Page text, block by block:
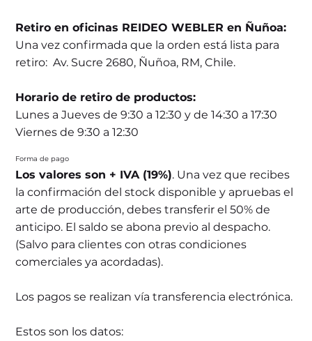
Retiro en oficinas REIDEO WEBLER en Ñuñoa:
Una vez confirmada que la orden está lista para
retiro: Av. Sucre 2680, Ñuñoa, RM, Chile.
Horario de retiro de productos:
Lunes a Jueves de 9:30 a 12:30 y de 14:30 a 17:30
Viernes de 9:30 a 12:30
Forma de pago
Los valores son + IVA (19%). Una vez que recibes
la confirmación del stock disponible y apruebas el
arte de producción, debes transferir el 50% de
anticipo. El saldo se abona previo al despacho.
(Salvo para clientes con otras condiciones
comerciales ya acordadas).
Los pagos se realizan vía transferencia electrónica.
Estos son los datos: